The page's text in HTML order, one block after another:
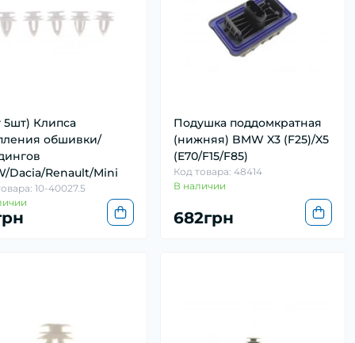
5шт) Клипса
обшивки/
Dacia/Renault/Mini
10-40027.5
Подушка поддомкратная
(нижняя) BMW X3 (F25)/X5
(E70/F15/F85)
Код товара: 48414
В наличии
682грн